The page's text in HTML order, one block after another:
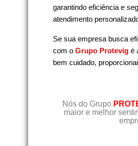
garantindo eficiência e
atendimento
Se sua empresa busca
com o Grupo Protevig é
bem cuidado,
Nós do Grupo
maior e melhor